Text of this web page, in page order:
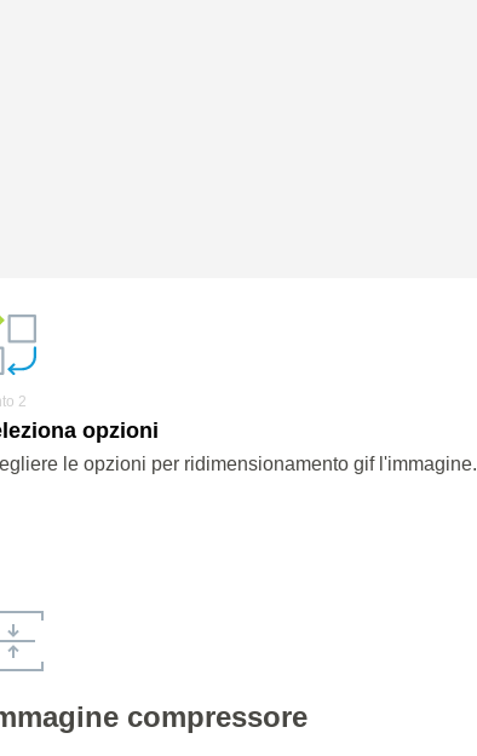
2
opzioni
le opzioni per ridimensionamento gif l'immagine.
compressore